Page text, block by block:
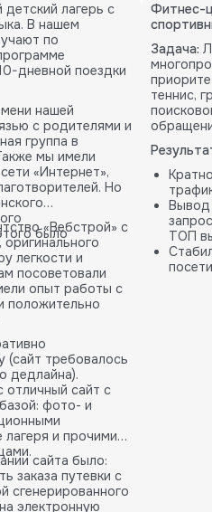
лагерь с
В нашем
по
дневной поездки
нашей
с родителями и
группа в
мы имели
«Интернет»,
Но
было
«Вебстрой» с
легкости и
посоветовали
опыт работы с
положительно
(сайт требовалось
дедлайна).
отличный сайт с
фото- и
и прочими
сайта было:
заказа путевки с
сгенерированного
электронную
Фитнес-
Задача:
теннис,
ТОП